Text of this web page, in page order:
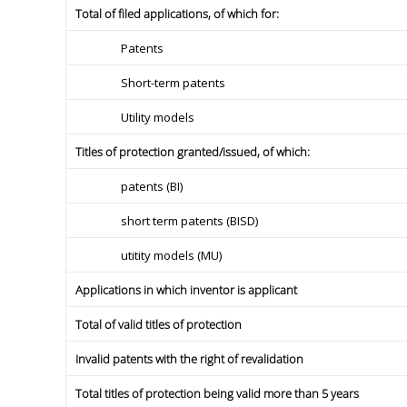
Total of filed applications, of which for:
Patents
Short-term patents
Utility models
Titles of protection granted/issued, of which:
patents (BI)
short term patents (BISD)
utitity models (MU)
Applications in which inventor is applicant
Total of valid titles of protection
Invalid patents with the right of revalidation
Total titles of protection being valid more than 5 years